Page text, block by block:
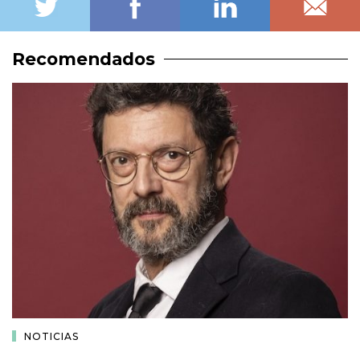
Recomendados
NOTICIAS